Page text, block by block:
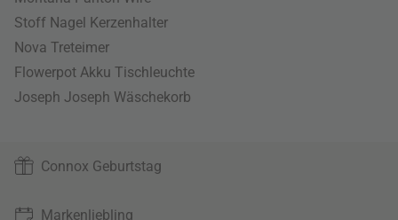
Stoff Nagel Kerzenhalter
Nova Treteimer
Flowerpot Akku Tischleuchte
Joseph Joseph Wäschekorb
Connox Geburtstag
Markenliebling